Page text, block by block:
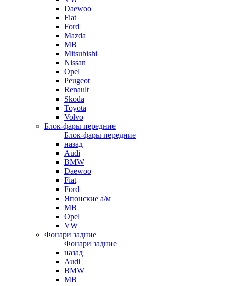
Daewoo
Fiat
Ford
Mazda
MB
Mitsubishi
Nissan
Opel
Peugeot
Renault
Skoda
Toyota
Volvo
Блок-фары передние
Блок-фары передние
назад
Audi
BMW
Daewoo
Fiat
Ford
Японские а/м
MB
Opel
VW
Фонари задние
Фонари задние
назад
Audi
BMW
MB